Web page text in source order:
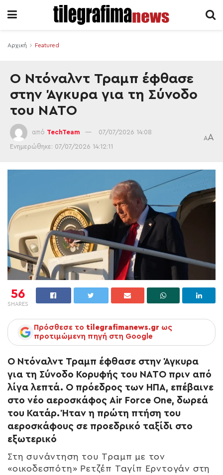
Αρχική Featured
Ο Ντόναλντ Τραμπ έφθασε
στην Άγκυρα για τη Σύνοδο
του ΝΑΤΟ
από TechTeam 07/07/2026 14:08
Ενημερώθηκε: 07/07/2026 14:12:11
AA
56
SHARES
Πρόσθεσε το tilegrafimanews.gr ως
προτιμώμενη πηγή στη Google
Ο Ντόναλντ Τραμπ έφθασε στην Άγκυρα
για τη Σύνοδο Κορυφής του ΝΑΤΟ πριν από
λίγα λεπτά. Ο πρόεδρος των ΗΠΑ, επέβαινε
στο νέο αεροσκάφος Air Force One, δωρεά
του Κατάρ. Ήταν η πρώτη πτήση του
αεροσκάφους σε προεδρικό ταξίδι στο
εξωτερικό
Στη συνάντηση του Τραμπ με τον
«οικοδεσπότη» Ρετζέπ Ταγίπ Ερντογάν στη